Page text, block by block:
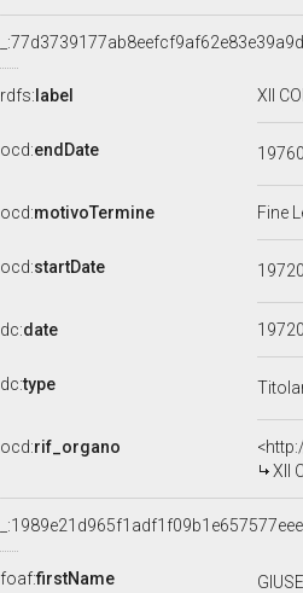
_:77d3739177ab8eefcf9af62e83e39a9d
rdfs: label XII
ocd:endDate
ocd:motivoTermine Fine
ocd:startDate
dc:date
dc:type
ocd:rif_organo
XII
_:1989e21d965f1adf1f09b1e657577eee
foaf:firstName